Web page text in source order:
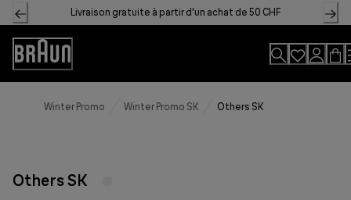
Skip
to
Content
Livraison gratuite à partir d'un achat de 50 CHF
Accessibility
Statement
Winter Promo Winter Promo SK Others SK
Others SK